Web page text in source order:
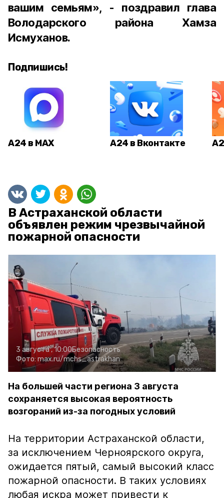
вашим семьям», - поздравил глава
Володарского района Хамза
Исмуханов.
Подпишись!
А24 в MAX А24 в Вконтакте
В Астраханской области
объявлен режим чрезвычайной
пожарной опасности
3 августа , 10:00Безопасность
Фото: max.ru/mchs_astrakhan
На большей части региона 3 августа
сохраняется высокая вероятность
возгораний из-за погодных условий
На территории Астраханской области,
за исключением Черноярского округа,
ожидается пятый, самый высокий класс
пожарной опасности. В таких условиях
любая искра может привести к